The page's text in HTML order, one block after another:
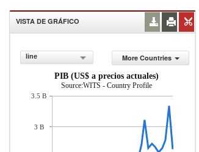
VISTA DE GRÁFICO
line
More Countries
PIB (US$ a precios actuales)
Source:WITS - Country Profile
3.5 B
3 B